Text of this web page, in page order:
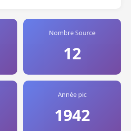
Nombre Source
12
Année pic
1942